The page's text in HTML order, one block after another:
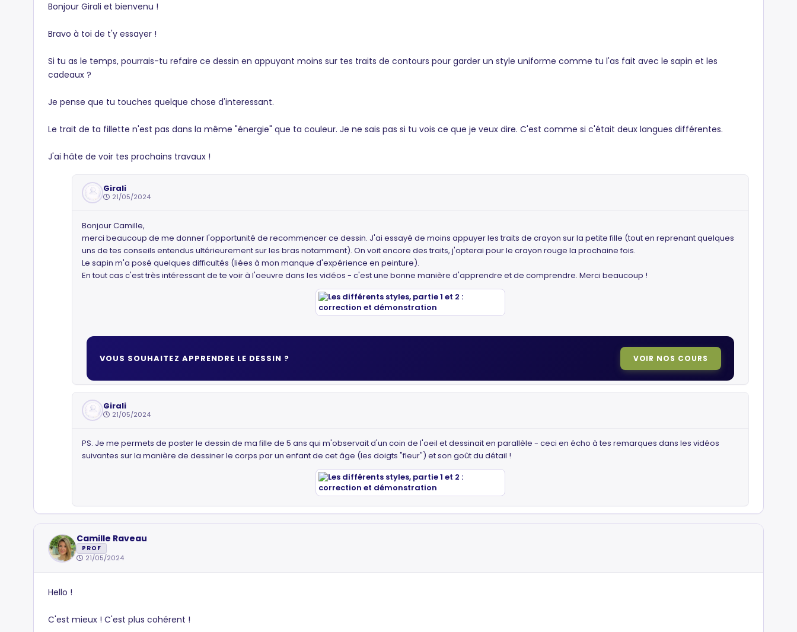
Bonjour Girali et bienvenu !
Bravo à toi de t'y essayer !
Si tu as le temps, pourrais-tu refaire ce dessin en appuyant moins sur tes traits de contours pour garder un style uniforme comme tu l'as fait avec le sapin et les
cadeaux ?
Je pense que tu touches quelque chose d'interessant.
Le trait de ta fillette n'est pas dans la même "énergie" que ta couleur. Je ne sais pas si tu vois ce que je veux dire. C'est comme si c'était deux langues différentes.
J'ai hâte de voir tes prochains travaux !
Girali
21/05/2024
Bonjour Camille,
merci beaucoup de me donner l'opportunité de recommencer ce dessin. J'ai essayé de moins appuyer les traits de crayon sur la petite fille (tout en reprenant quelques
uns de tes conseils entendus ultérieurement sur les bras notamment). On voit encore des traits, j'opterai pour le crayon rouge la prochaine fois.
Le sapin m'a posé quelques difficultés (liées à mon manque d'expérience en peinture).
En tout cas c'est très intéressant de te voir à l'oeuvre dans les vidéos - c'est une bonne manière d'apprendre et de comprendre. Merci beaucoup !
VOUS SOUHAITEZ APPRENDRE LE DESSIN ? VOIR NOS COURS
Girali
21/05/2024
PS. Je me permets de poster le dessin de ma fille de 5 ans qui m'observait d'un coin de l'oeil et dessinait en parallèle - ceci en écho à tes remarques dans les vidéos
suivantes sur la manière de dessiner le corps par un enfant de cet âge (les doigts "fleur") et son goût du détail !
Camille Raveau
PROF
21/05/2024
Hello !
C'est mieux ! C'est plus cohérent !